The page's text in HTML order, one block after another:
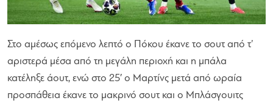
Στο αμέσως επόμενο λεπτό ο Πόκου έκανε το σουτ από τ’
αριστερά μέσα από τη μεγάλη περιοχή και η μπάλα
κατέληξε άουτ, ενώ στο 25′ ο Μαρτίνς μετά από ωραία
προσπάθεια έκανε το μακρινό σουτ και ο Μπλάσγουιτς